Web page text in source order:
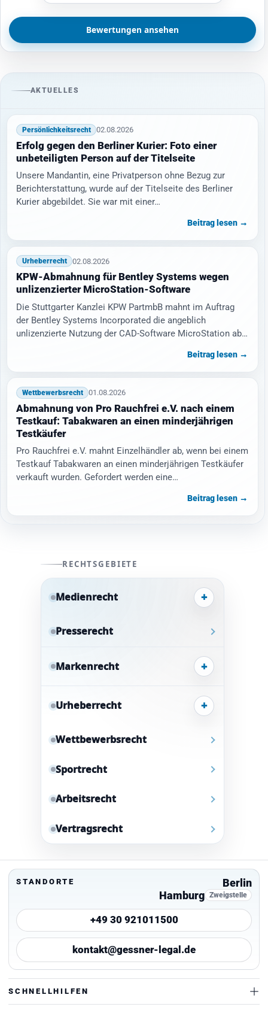
Bewertungen ansehen
AKTUELLES
Persönlichkeitsrecht 02.08.2026
Erfolg gegen den Berliner Kurier: Foto einer
unbeteiligten Person auf der Titelseite
Unsere Mandantin, eine Privatperson ohne Bezug zur
Berichterstattung, wurde auf der Titelseite des Berliner
Kurier abgebildet. Sie war mit einer…
Beitrag lesen →
Urheberrecht 02.08.2026
KPW-Abmahnung für Bentley Systems wegen
unlizenzierter MicroStation-Software
Die Stuttgarter Kanzlei KPW PartmbB mahnt im Auftrag
der Bentley Systems Incorporated die angeblich
unlizenzierte Nutzung der CAD-Software MicroStation ab.
Beitrag lesen →
Wettbewerbsrecht 01.08.2026
Abmahnung von Pro Rauchfrei e.V. nach einem
Testkauf: Tabakwaren an einen minderjährigen
Testkäufer
Pro Rauchfrei e.V. mahnt Einzelhändler ab, wenn bei einem
Testkauf Tabakwaren an einen minderjährigen Testkäufer
verkauft wurden. Gefordert werden eine…
Beitrag lesen →
RECHTSGEBIETE
Medienrecht +
Presserecht
Markenrecht +
Urheberrecht +
Wettbewerbsrecht
Sportrecht
Arbeitsrecht
Vertragsrecht
STANDORTE
Berlin
Hamburg Zweigstelle
+49 30 921011500
kontakt@gessner-legal.de
SCHNELLHILFEN